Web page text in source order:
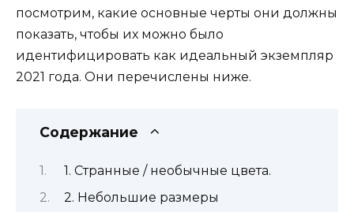
посмотрим, какие основные черты они должны
показать, чтобы их можно было
идентифицировать как идеальный экземпляр
2021 года. Они перечислены ниже.
Содержание
1. Странные / необычные цвета.
2. Небольшие размеры